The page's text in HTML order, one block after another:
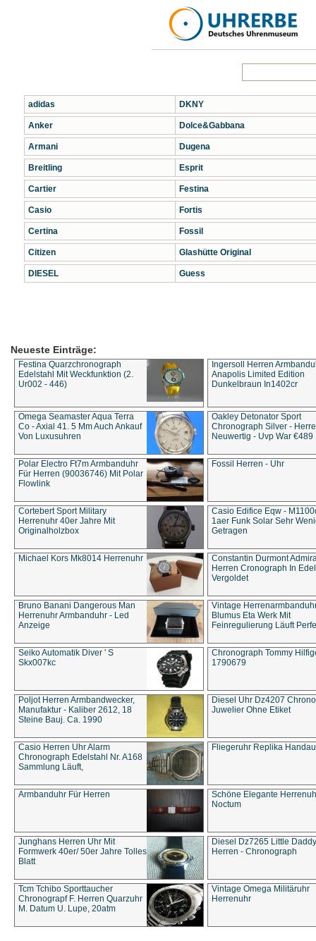
adidas
Anker
Armani
Breitling
Cartier
Casio
Certina
Citizen
DIESEL
DKNY
Dolce&Gabbana
Dugena
Esprit
Festina
Fortis
Fossil
Glashütte Original
Guess
Neueste Einträge:
Festina Quarzchronograph
Edelstahl Mit Weckfunktion (2.
Ur002 - 446)
Ingersoll Herren
Anapolis Limited Edition
Dunkelbraun In1402cr
Omega Seamaster Aqua Terra
Co - Axial 41. 5 Mm Auch Ankauf
Von Luxusuhren
Oakley Detonator Sport
Chronograph Silver -
Neuwertig - Uvp War €489
Polar Electro Ft7m Armbanduhr
Für Herren (90036746) Mit Polar
Flowlink
Fossil Herren - Uhr
Cortebert Sport Military
Herrenuhr 40er Jahre Mit
Originalholzbox
Casio Edifice Eqw -
1aer Funk Solar Sehr
Getragen
Michael Kors Mk8014 Herrenuhr
Constantin Durmont
Herren Cronograph In
Vergoldet
Bruno Banani Dangerous Man
Herrenuhr Armbanduhr - Led
Anzeige
Vintage
Blumus Eta Werk Mit
Feinregulierung Läuft
Seiko Automatik Diver ' S
Skx007kc
Chronograph Tommy
1790679
Poljot Herren Armbandwecker,
Manufaktur - Kaliber 2612, 18
Steine Bauj. Ca. 1990
Diesel Uhr Dz4207
Juwelier Ohne Etiket
Casio Herren Uhr Alarm
Chronograph Edelstahl Nr. A168
Sammlung Läuft,
Fliegeruhr Replika
Armbanduhr Für Herren
Schöne Elegante
Noctum
Junghans Herren Uhr Mit
Formwerk 40er/ 50er Jahre Tolles
Blatt
Diesel Dz7265 Little Daddy
Herren - Chronograph
Tcm Tchibo Sporttaucher
Chronograpf F. Herren Quarzuhr
M. Datum U. Lupe, 20atm
Vintage Omega Militäruhr
Herrenuhr